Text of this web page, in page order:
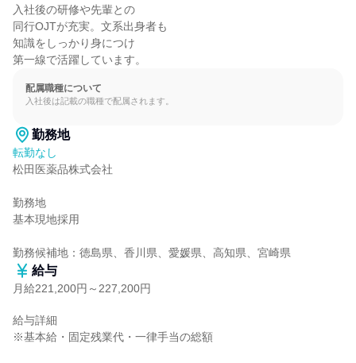
入社後の研修や先輩との
同行OJTが充実。文系出身者も
知識をしっかり身につけ
第一線で活躍しています。
配属職種について
入社後は記載の職種で配属されます。
勤務地
転勤なし
松田医薬品株式会社
勤務地
基本現地採用
勤務候補地：徳島県、香川県、愛媛県、高知県、宮崎県
給与
月給221,200円～227,200円
給与詳細
※基本給・固定残業代・一律手当の総額